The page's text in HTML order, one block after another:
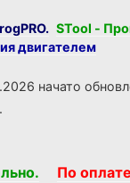
STool -
двигателем
начато
.
По